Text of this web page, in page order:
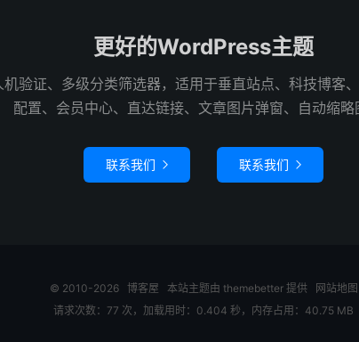
更好的WordPress主题
验证、多级分类筛选器，适用于垂直站点、科技博客
配置、会员中心、直达链接、文章图片弹窗、自动缩略
联系我们  联系我们 
© 2010-2026 博客屋 本站主题由 themebetter提供
网站地图
请求次数：77 次，加载用时：0.404 秒，内存占用：40.75 MB